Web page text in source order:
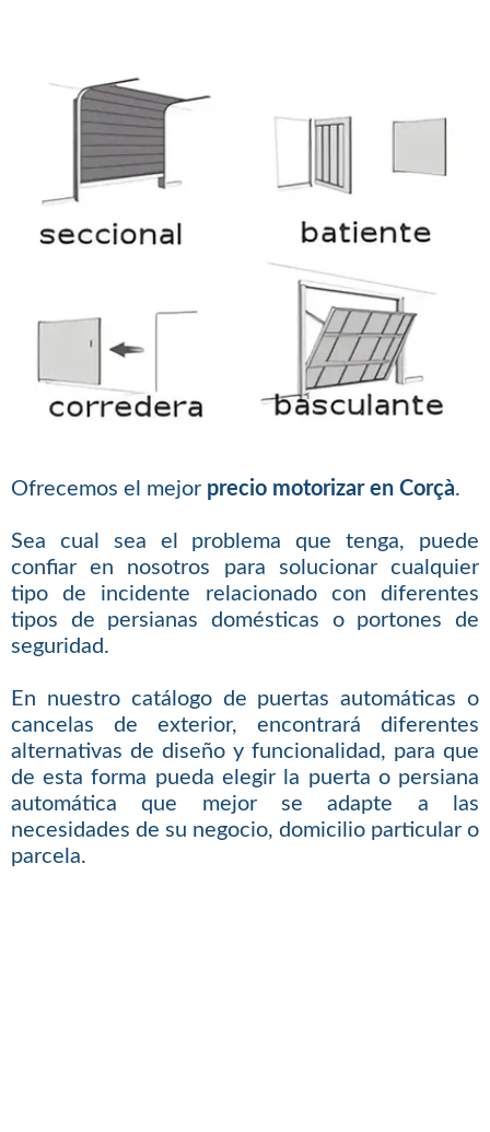
Ofrecemos el mejor precio motorizar en Corçà.
Sea cual sea el problema que tenga, puede
confiar en nosotros para solucionar cualquier
tipo de incidente relacionado con diferentes
tipos de persianas domésticas o portones de
seguridad.
En nuestro catálogo de puertas automáticas o
cancelas de exterior, encontrará diferentes
alternativas de diseño y funcionalidad, para que
de esta forma pueda elegir la puerta o persiana
automática que mejor se adapte a las
necesidades de su negocio, domicilio particular o
parcela.